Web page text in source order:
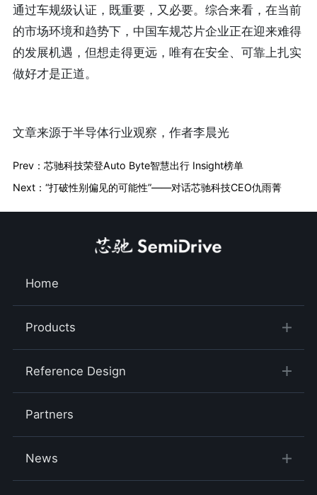
通过车规级认证，既重要，又必要。综合来看，在当前
的市场环境和趋势下，中国车规芯片企业正在迎来难得
的发展机遇，但想走得更远，唯有在安全、可靠上扎实
做好才是正道。
文章来源于半导体行业观察，作者李晨光
Prev：芯驰科技荣登Auto Byte智慧出行 Insight榜单
Next：“打破性别偏见的可能性”——对话芯驰科技CEO仇雨菁
Home
Products
Reference Design
Partners
News